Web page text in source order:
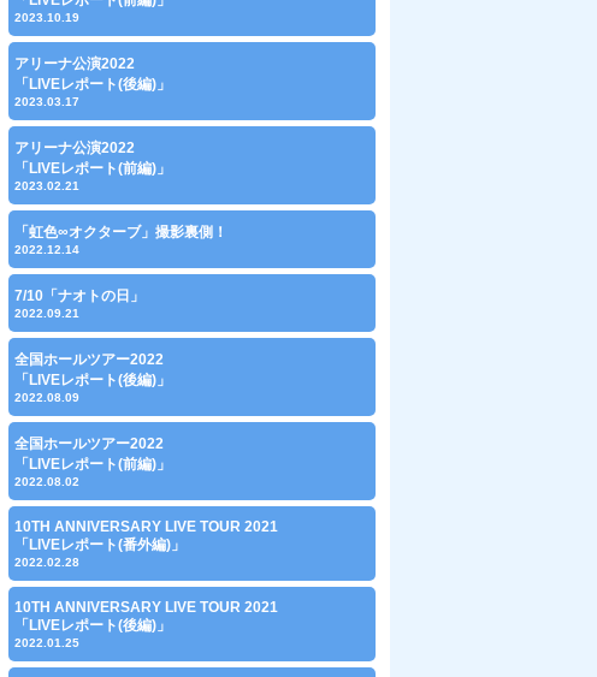
2023.10.19
アリーナ公演2022
「LIVEレポート(後編)」
2023.03.17
アリーナ公演2022
「LIVEレポート(前編)」
2023.02.21
「虹色∞オクターブ」撮影裏側！
2022.12.14
7/10「ナオトの日」
2022.09.21
全国ホールツアー2022
「LIVEレポート(後編)」
2022.08.09
全国ホールツアー2022
「LIVEレポート(前編)」
2022.08.02
10TH ANNIVERSARY LIVE TOUR 2021
「LIVEレポート(番外編)」
2022.02.28
10TH ANNIVERSARY LIVE TOUR 2021
「LIVEレポート(後編)」
2022.01.25